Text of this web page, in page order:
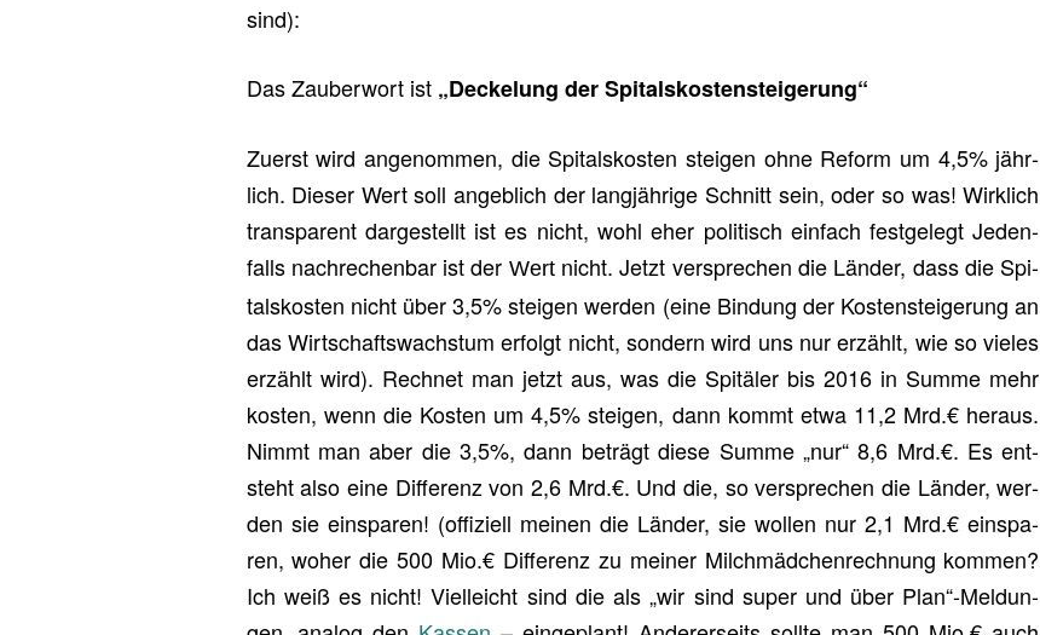
sind):
Das Zau­ber­wort ist „De­cke­lung der Spi­tals­kos­ten­stei­ge­rung“
Zu­erst wird an­ge­nom­men, die Spi­tals­kos­ten stei­gen ohne Re­form um 4,5% jähr­
lich. Die­ser Wert soll an­geb­lich der lang­jäh­ri­ge Schnitt sein, oder so was! Wirk­lich
trans­pa­rent dar­ge­stellt ist es nicht, wohl eher po­li­tisch ein­fach fest­ge­legt Je­den­
falls nach­re­chen­bar ist der Wertnicht. Jetzt ver­spre­chen die Län­der, dass die Spi­
tals­kos­ten nicht über 3,5% stei­gen wer­den (eine Bin­dung der Kos­ten­stei­ge­rung an
das Wirt­schafts­wachs­tum er­folgt nicht, son­dern wird uns nur er­zählt, wie so vie­les
er­zählt wird). Rech­net man jetzt aus, was die Spi­tä­ler bis 2016 in Summe mehr
kos­ten, wenn die Kos­ten um 4,5% stei­gen, dann kommt etwa 11,2 Mrd.€ her­aus.
Nimmt man aber die 3,5%, dann be­trägt diese Summe „nur“ 8,6 Mrd.€. Es ent­
steht also eine Dif­fe­renz von 2,6 Mrd.€. Und die, so ver­spre­chen die Län­der, wer­
den sie ein­spa­ren! (of­fi­zi­ell mei­nen die Län­der, sie wol­len nur 2,1 Mrd.€ ein­spa­
ren, woher die 500 Mio.€ Dif­fe­renz zu mei­ner Milch­mäd­chen­rech­nung kom­men?
Ich weiß es nicht! Viel­leicht sind die als „wir sind super und über Plan“-Mel­dun­